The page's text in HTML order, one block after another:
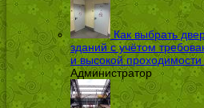
Как выбрать
зданий с учётом
и высокой проходимости
Администратор